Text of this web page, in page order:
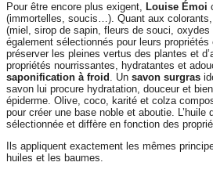
Pour être encore plus exigent, Louise Émoi
(immortelles, soucis…). Quant aux
(miel, sirop de sapin, fleurs de souci,
également sélectionnés pour leurs
préserver les pleines vertus des plantes et
propriétés nourrissantes, hydratantes et
saponification à froid . Un savon surgras
savon lui procure hydratation, douceur et
épiderme. Olive, coco, karité et colza
pour créer une base noble et aboutie.
sélectionnée et diffère en fonction des
Ils appliquent exactement les mêmes
huiles et les baumes.